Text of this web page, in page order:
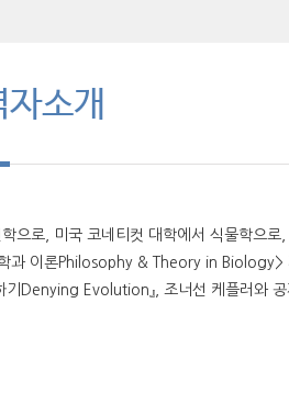
소개
으로, 미국 코네티컷 대학에서 식물학으로
과 이론Philosophy & Theory in Biology>
Denying Evolution』, 조너선 케플러와